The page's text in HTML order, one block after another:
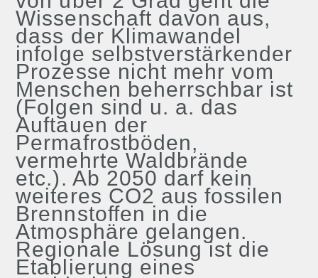
Wissenschaft davon aus,
dass der Klimawandel
infolge selbstverstärkender
Prozesse nicht mehr vom
Menschen beherrschbar ist
(Folgen sind u. a. das
Auftauen der
Permafrostböden,
vermehrte Waldbrände
etc.). Ab 2050 darf kein
weiteres CO2 aus fossilen
Brennstoffen in die
Atmosphäre gelangen.
Regionale Lösung ist die
Etablierung eines